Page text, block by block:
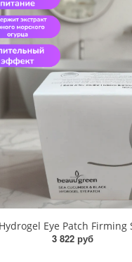
3 822 руб